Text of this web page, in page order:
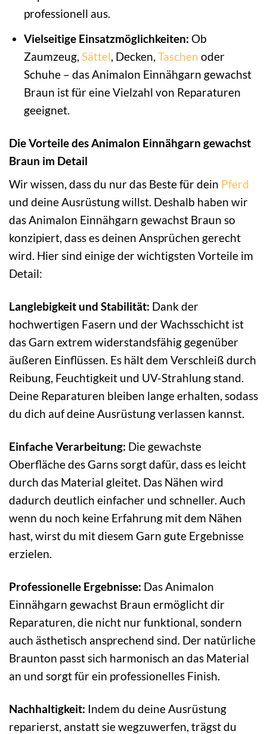
professionell aus.
Vielseitige Einsatzmöglichkeiten: Ob
Zaumzeug, Sättel , Decken, Taschen oder
Schuhe – das Animalon Einnähgarn gewachst
Braun ist für eine Vielzahl von Reparaturen
geeignet.
Die Vorteile des Animalon Einnähgarn gewachst
Braun im Detail
Wir wissen, dass du nur das Beste für dein Pferd
und deine Ausrüstung willst. Deshalb haben wir
das Animalon Einnähgarn gewachst Braun so
konzipiert, dass es deinen Ansprüchen gerecht
wird. Hier sind einige der wichtigsten Vorteile im
Detail:
Langlebigkeit und Stabilität: Dank der
hochwertigen Fasern und der Wachsschicht ist
das Garn extrem widerstandsfähig gegenüber
äußeren Einflüssen. Es hält dem Verschleiß durch
Reibung, Feuchtigkeit und UV-Strahlung stand.
Deine Reparaturen bleiben lange erhalten, sodass
du dich auf deine Ausrüstung verlassen kannst.
Einfache Verarbeitung: Die gewachste
Oberfläche des Garns sorgt dafür, dass es leicht
durch das Material gleitet. Das Nähen wird
dadurch deutlich einfacher und schneller. Auch
wenn du noch keine Erfahrung mit dem Nähen
hast, wirst du mit diesem Garn gute Ergebnisse
erzielen.
Professionelle Ergebnisse: Das Animalon
Einnähgarn gewachst Braun ermöglicht dir
Reparaturen, die nicht nur funktional, sondern
auch ästhetisch ansprechend sind. Der natürliche
Braunton passt sich harmonisch an das Material
an und sorgt für ein professionelles Finish.
Nachhaltigkeit: Indem du deine Ausrüstung
reparierst, anstatt sie wegzuwerfen, trägst du